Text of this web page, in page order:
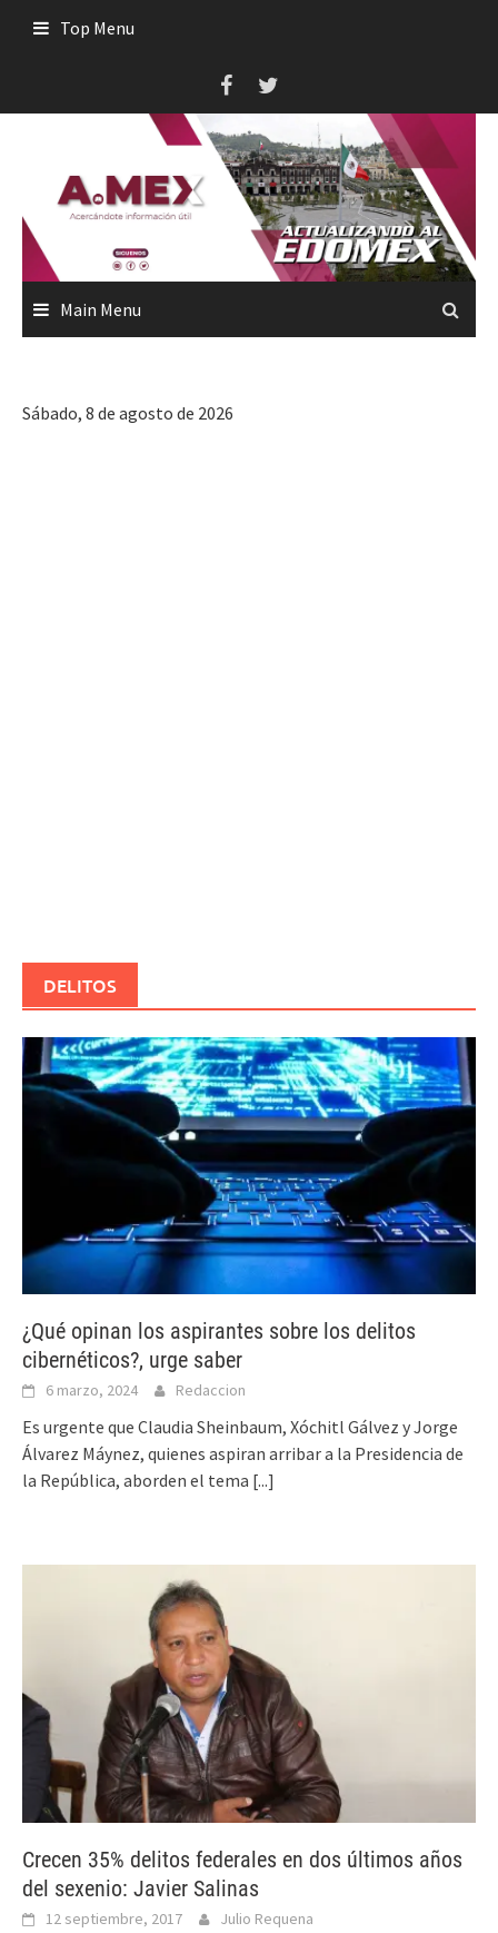
Top Menu
Main Menu
Sábado, 8 de agosto de 2026
DELITOS
¿Qué opinan los aspirantes sobre los delitos
cibernéticos?, urge saber
6 marzo, 2024 Redaccion
Es urgente que Claudia Sheinbaum, Xóchitl Gálvez y Jorge
Álvarez Máynez, quienes aspiran arribar a la Presidencia de
la República, aborden el tema [...]
Crecen 35% delitos federales en dos últimos años
del sexenio: Javier Salinas
12 septiembre, 2017 Julio Requena